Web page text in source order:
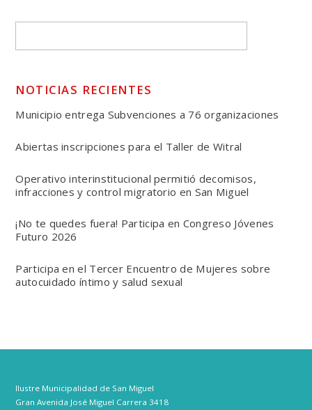
NOTICIAS RECIENTES
Municipio entrega Subvenciones a 76 organizaciones
Abiertas inscripciones para el Taller de Witral
Operativo interinstitucional permitió decomisos,
infracciones y control migratorio en San Miguel
¡No te quedes fuera! Participa en Congreso Jóvenes
Futuro 2026
Participa en el Tercer Encuentro de Mujeres sobre
autocuidado íntimo y salud sexual
Ilustre Municipalidad de San Miguel
Gran Avenida José Miguel Carrera 3418